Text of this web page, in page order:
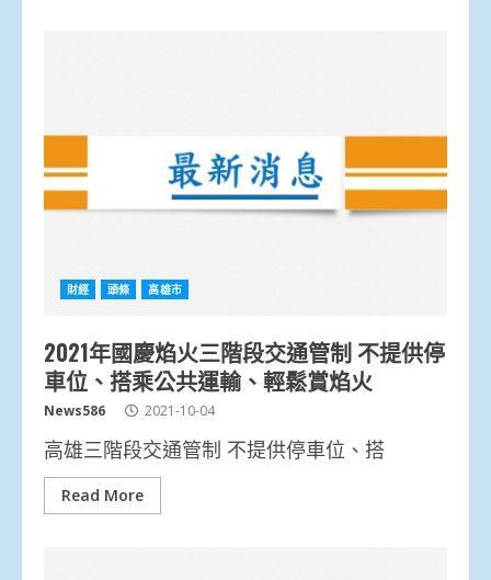
財經 頭條 高雄市
2021年國慶焰火三階段交通管制 不提供停
車位、搭乘公共運輸、輕鬆賞焰火
News586 2021-10-04
高雄三階段交通管制 不提供停車位、搭
Read More